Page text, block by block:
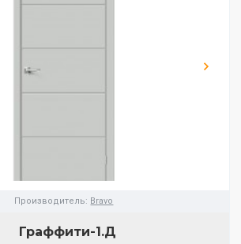
Производитель: Bravo
Граффити-1.Д